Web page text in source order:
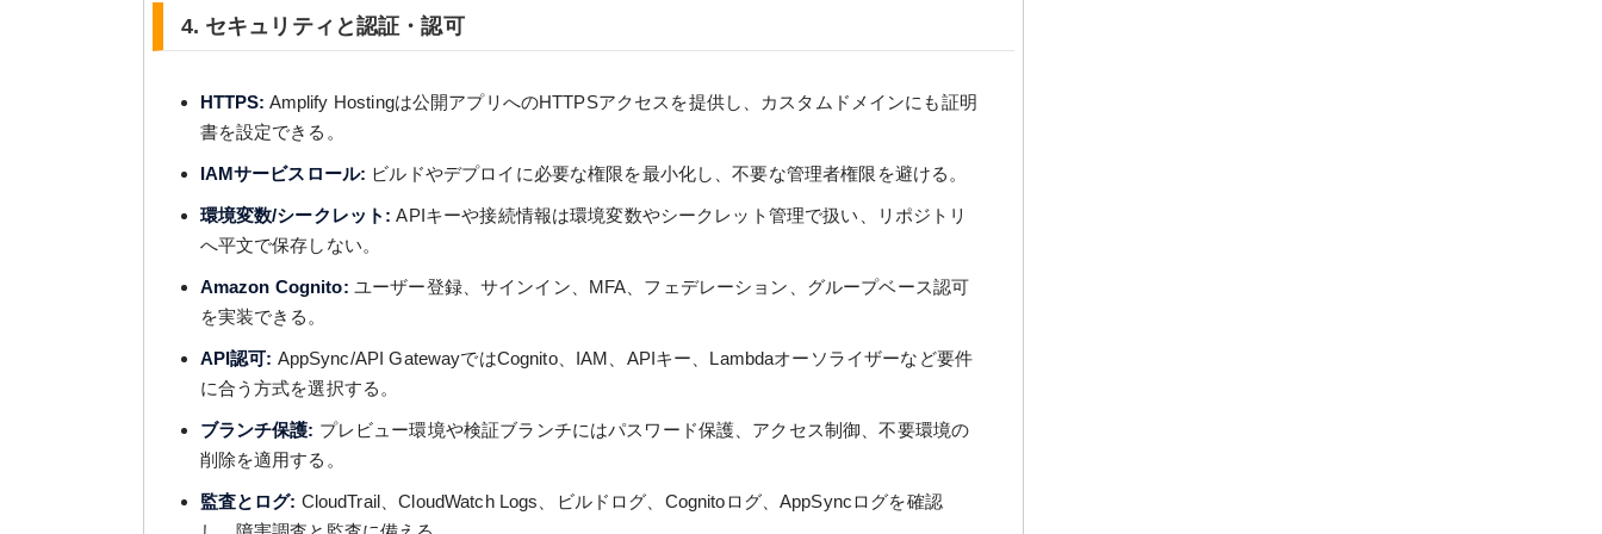
4. セキュリティと認証・認可
HTTPS: Amplify Hostingは公開アプリへのHTTPSアクセスを提供し、カスタムドメインにも証明
書を設定できる。
IAMサービスロール: ビルドやデプロイに必要な権限を最小化し、不要な管理者権限を避ける。
環境変数/シークレット: APIキーや接続情報は環境変数やシークレット管理で扱い、リポジトリ
へ平文で保存しない。
Amazon Cognito: ユーザー登録、サインイン、MFA、フェデレーション、グループベース認可
を実装できる。
API認可: AppSync/API GatewayではCognito、IAM、APIキー、Lambdaオーソライザーなど要件
に合う方式を選択する。
ブランチ保護: プレビュー環境や検証ブランチにはパスワード保護、アクセス制御、不要環境の
削除を適用する。
監査とログ: CloudTrail、CloudWatch Logs、ビルドログ、Cognitoログ、AppSyncログを確認